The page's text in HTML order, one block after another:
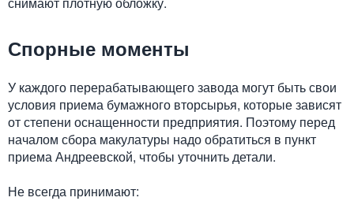
Спорные моменты
У каждого перерабатывающего завода могут быть свои
условия приема бумажного вторсырья, которые зависят
от степени оснащенности предприятия. Поэтому перед
началом сбора макулатуры надо обратиться в пункт
приема Андреевской, чтобы уточнить детали.
Не всегда принимают: